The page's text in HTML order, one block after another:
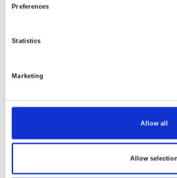
Preferences
Statistics
Marketing
Allow all
Allow selection
NEU
Artikelnummer.: 24856-WHT-CTN-D